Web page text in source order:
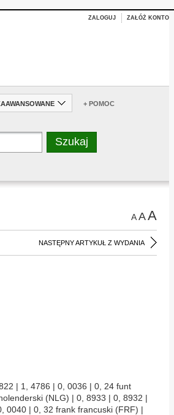
ZALOGUJ ZAŁÓŻ KONTO
+ POMOC
AAA
NASTĘPNY ARTYKUŁ Z WYDANIA
| 1, 4786 | 0, 0036 | 0, 24 funt
(NLG) | 0, 8933 | 0, 8932 |
0040 | 0, 32 frank francuski (FRF) |